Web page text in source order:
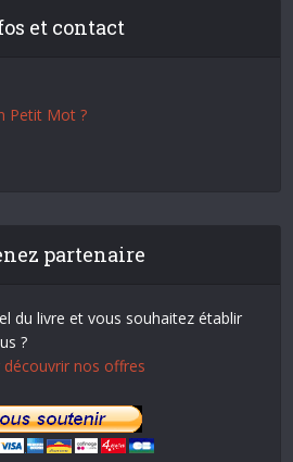
et contact
Petit Mot ?
partenaire
du livre et vous souhaitez établir
?
nos offres